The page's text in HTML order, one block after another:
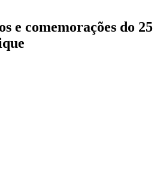
e comemorações do 25